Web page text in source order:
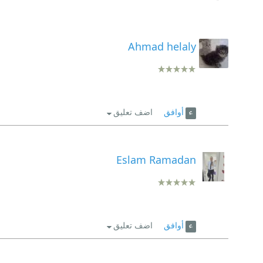
Ahmad helaly
أوافق اضف تعليق
Eslam Ramadan
أوافق اضف تعليق